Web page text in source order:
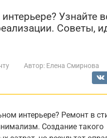
Узнайте
Советы,
Автор: Елена Смирнова
интерьере? Ремонт в
Создание такого